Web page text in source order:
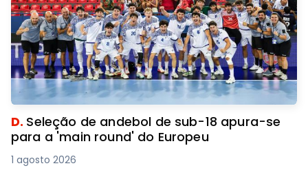
D. Seleção de andebol de sub-18 apura-se
para a 'main round' do Europeu
1 agosto 2026